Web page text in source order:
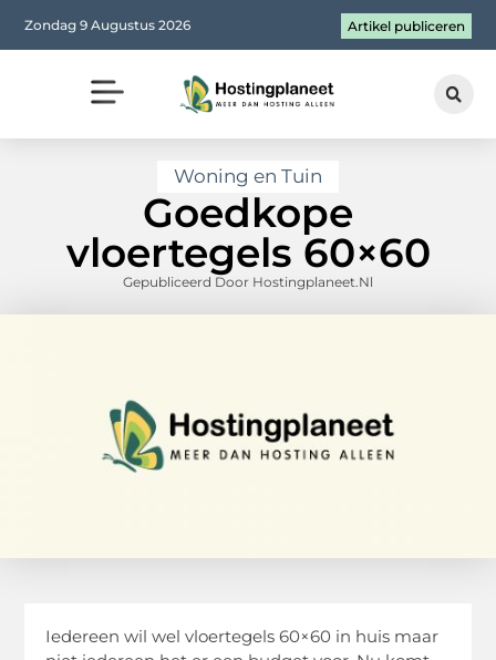
Zondag 9 Augustus 2026 Artikel publiceren
Woning en Tuin
Goedkope
vloertegels 60×60
Gepubliceerd Door Hostingplaneet.nl
Iedereen wil wel vloertegels 60×60 in huis maar